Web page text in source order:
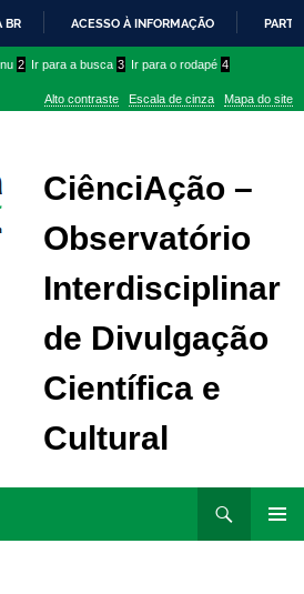
PARA
CONTEÚDO
BR ACESSO À INFORMAÇÃO
2 Ir para a busca 3 Ir para o rodapé 4
Alto contraste Escala de cinza Mapa do site
CiênciAção –
Observatório
Interdisciplinar
de Divulgação
Científica e
Cultural